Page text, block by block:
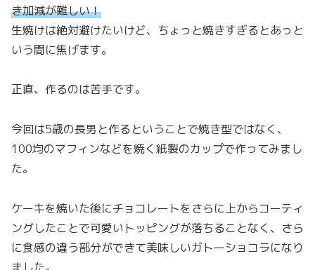
き加減が難しい！
生焼けは絶対避けたいけど、ちょっと焼きすぎるとあっと
いう間に焦げます。
正直、作るのは苦手です。
今回は5歳の長男と作るということで焼き型ではなく、
100均のマフィンなどを焼く紙製のカップで作ってみまし
た。
ケーキを焼いた後にチョコレートをさらに上からコーティ
ングしたことで可愛いトッピングが落ちることなく、さら
に食感の違う部分ができて美味しいガトーショコラになり